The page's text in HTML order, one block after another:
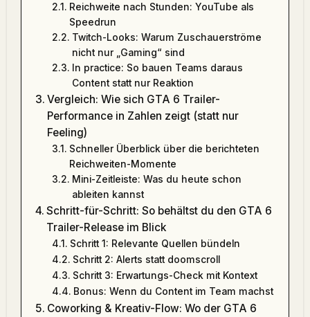
Reichweite nach Stunden: YouTube als
Speedrun
Twitch-Looks: Warum Zuschauerströme
nicht nur „Gaming“ sind
In practice: So bauen Teams daraus
Content statt nur Reaktion
Vergleich: Wie sich GTA 6 Trailer-
Performance in Zahlen zeigt (statt nur
Feeling)
Schneller Überblick über die berichteten
Reichweiten-Momente
Mini-Zeitleiste: Was du heute schon
ableiten kannst
Schritt-für-Schritt: So behältst du den GTA 6
Trailer-Release im Blick
Schritt 1: Relevante Quellen bündeln
Schritt 2: Alerts statt doomscroll
Schritt 3: Erwartungs-Check mit Kontext
Bonus: Wenn du Content im Team machst
Coworking & Kreativ-Flow: Wo der GTA 6